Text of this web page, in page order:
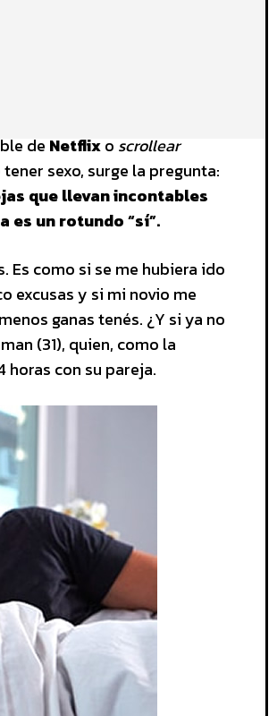
de Netflixo scrollear
sexo, surge la pregunta:
que llevan incontables
es un rotundo “sí”.
Es como si se me hubiera ido
excusas y si mi novio me
ganas tenés. ¿Y si ya no
(31), quien, como la
horas con su pareja.